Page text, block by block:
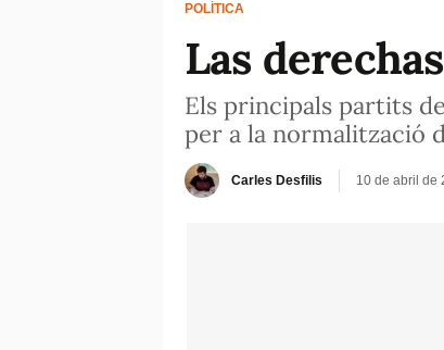
POLÍTICA
Las
Els principals partits
per a la normalització
Carles Desfilis 10 de abril de